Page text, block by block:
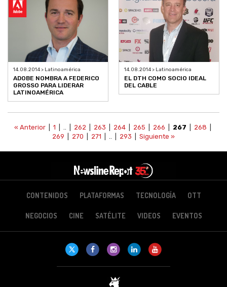
14.08.2014 > Latinoamérica
ADOBE NOMBRA A FEDERICO
GROSSO PARA LIDERAR
LATINOAMÉRICA
14.08.2014 > Latinoamérica
EL DTH COMO SOCIO IDEAL
DEL CABLE
« Anterior 1 | .. | 262 263 264 265 266 267 268
269
270 271 | .. | 293 Siguiente »
CONTENIDOS PLATAFORMAS TECNOLOGÍA OTT
NEGOCIOS CINE SATÉLITE VIDEOS EVENTOS